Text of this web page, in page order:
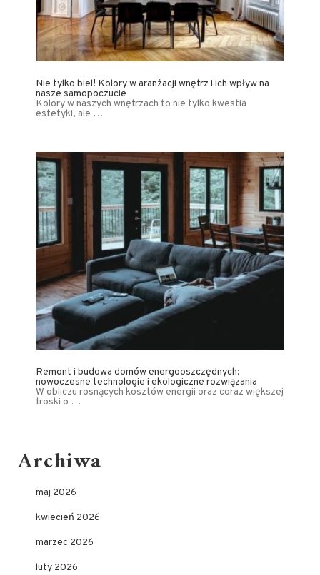
Nie tylko biel! Kolory w aranżacji wnętrz i ich wpływ na
nasze samopoczucie
Kolory w naszych wnętrzach to nie tylko kwestia
estetyki, ale …
Remont i budowa domów energooszczędnych:
nowoczesne technologie i ekologiczne rozwiązania
W obliczu rosnących kosztów energii oraz coraz większej
troski o …
Archiwa
maj 2026
kwiecień 2026
marzec 2026
luty 2026